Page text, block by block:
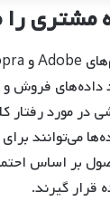
مشتری
داده‌های
در مورد رفتار
می‌توانند برای
بر اساس
قرار گیرند.